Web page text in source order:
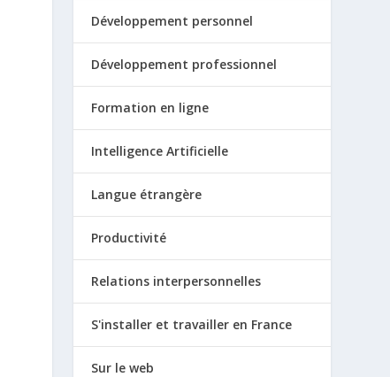
Développement personnel
Développement professionnel
Formation en ligne
Intelligence Artificielle
Langue étrangère
Productivité
Relations interpersonnelles
S'installer et travailler en France
Sur le web